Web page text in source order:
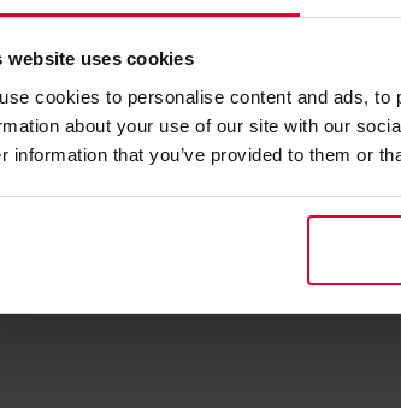
website uses cookies
cookies to personalise content and ads,
about your use of our site with our
information that you’ve provided to them or
Het onboardingproces is een proces waarbij veel
in één keer heel goed. Maar het is ook
input. Zo werk ik, naast de interne afdelingen
met carriers en externe IT-partijen van onze